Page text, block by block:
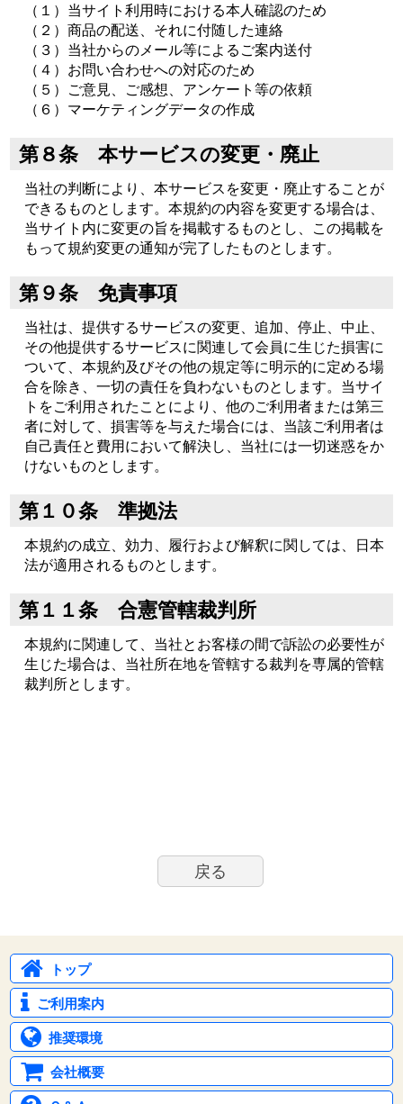
（１）当サイト利用時における本人確認のため
（２）商品の配送、それに付随した連絡
（３）当社からのメール等によるご案内送付
（４）お問い合わせへの対応のため
（５）ご意見、ご感想、アンケート等の依頼
（６）マーケティングデータの作成
第８条 本サービスの変更・廃止
当社の判断により、本サービスを変更・廃止することが
できるものとします。本規約の内容を変更する場合は、
当サイト内に変更の旨を掲載するものとし、この掲載を
もって規約変更の通知が完了したものとします。
第９条 免責事項
当社は、提供するサービスの変更、追加、停止、中止、
その他提供するサービスに関連して会員に生じた損害に
ついて、本規約及びその他の規定等に明示的に定める場
合を除き、一切の責任を負わないものとします。当サイ
トをご利用されたことにより、他のご利用者または第三
者に対して、損害等を与えた場合には、当該ご利用者は
自己責任と費用において解決し、当社には一切迷惑をか
けないものとします。
第１０条 準拠法
本規約の成立、効力、履行および解釈に関しては、日本
法が適用されるものとします。
第１１条 合憲管轄裁判所
本規約に関連して、当社とお客様の間で訴訟の必要性が
生じた場合は、当社所在地を管轄する裁判を専属的管轄
裁判所とします。
戻る
トップ
ご利用案内
推奨環境
会社概要